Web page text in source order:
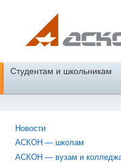
Студентам и школьникам
Новости
АСКОН — школам
АСКОН — вузам и